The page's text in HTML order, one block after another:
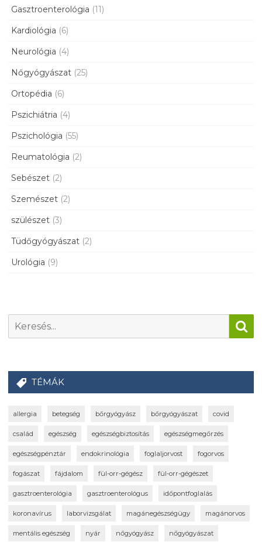
Gasztroenterológia (11)
Kardiológia (6)
Neurológia (4)
Nőgyógyászat (25)
Ortopédia (6)
Pszichiátria (4)
Pszichológia (55)
Reumatológia (2)
Sebészet (2)
Szemészet (2)
szülészet (3)
Tüdőgyógyászat (2)
Urológia (9)
TÉMÁK
allergia betegség bőrgyógyász bőrgyógyászat covid
család egészség egészségbiztosítás egészségmegőrzés
egészségpénztár endokrinológia foglaljorvost fogorvos
fogászat fájdalom fül-orr-gégész fül-orr-gégészet
gasztroenterológia gasztroenterológus időpontfoglalás
koronavírus laborvizsgálat magánegészségügy magánorvos
mentális egészség nyár nőgyógyász nőgyógyászat